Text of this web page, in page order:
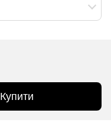
Купити